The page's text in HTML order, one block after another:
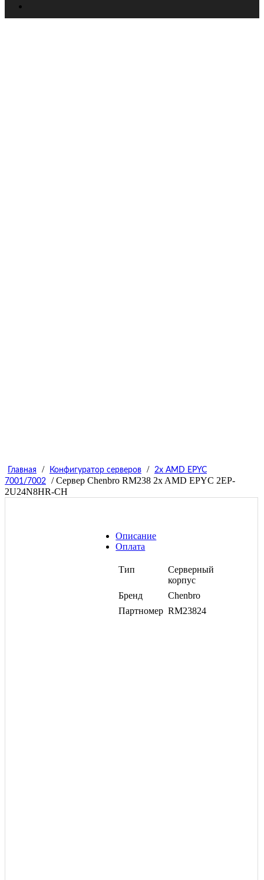
Главная / Конфигуратор серверов /
2x AMD EPYC
7001/7002
/ Сервер Chenbro RM238 2x AMD EPYC 2EP-
2U24N8HR-CH
Описание
Оплата
Тип
Серверный
корпус
Бренд
Chenbro
Партномер RM23824